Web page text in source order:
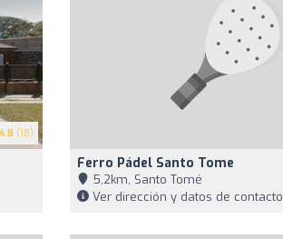
4.8 (18)
Ferro Pádel Santo Tome
5,2km, Santo Tomé
Ver dirección y datos de contacto